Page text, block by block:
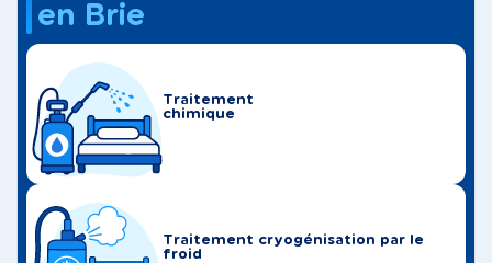
en Brie
Traitement
chimique
Traitement cryogénisation par le
froid